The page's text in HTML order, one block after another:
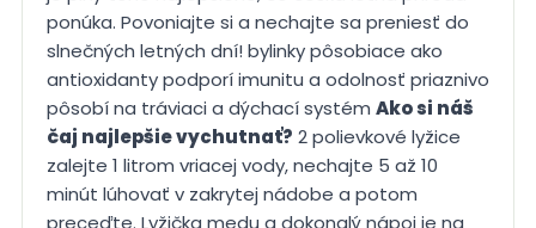
ponúka. Povoniajte si a nechajte sa preniesť do
slnečných letných dní! bylinky pôsobiace ako
antioxidanty podporí imunitu a odolnosť priaznivo
pôsobí na tráviaci a dýchací systém Ako si náš
čaj najlepšie vychutnať? 2 polievkové lyžice
zalejte 1 litrom vriacej vody, nechajte 5 až 10
minút lúhovať v zakrytej nádobe a potom
preceďte. Lyžička medu a dokonalý nápoj je na